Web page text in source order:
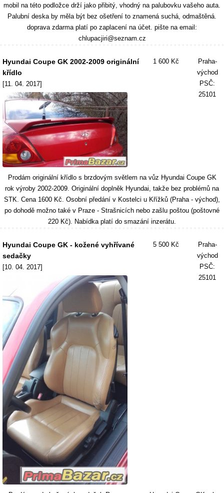
mobil na této podložce drží jako přibitý, vhodný na palubovku vašeho auta.
Palubní deska by měla být bez ošetření to znamená suchá, odmaštěná.
doprava zdarma platí po zaplacení na účet. pište na email:
chlupacjiri@seznam.cz
Hyundai Coupe GK 2002-2009 originální
křídlo
[11. 04. 2017]
1 600 Kč
Praha-
východ
PSČ:
25101
Prodám originální křídlo s brzdovým světlem na vůz Hyundai Coupe GK
rok výroby 2002-2009. Originální doplněk Hyundai, takže bez problémů na
STK. Cena 1600 Kč. Osobní předání v Kostelci u Křížků (Praha - východ),
po dohodě možno také v Praze - Strašnicích nebo zašlu poštou (poštovné
220 Kč). Nabídka platí do smazání inzerátu.
Hyundai Coupe GK - kožené vyhřívané
sedačky
[10. 04. 2017]
5 500 Kč
Praha-
východ
PSČ:
25101